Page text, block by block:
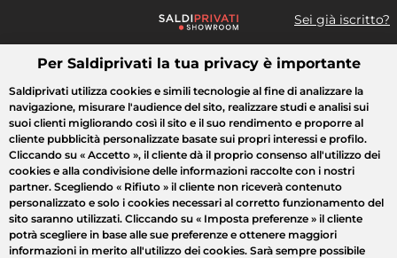
Sei già iscritto?
Cosa cerchi?
Tutte le vendite Moda Casa Bellezza Elettrodomestici
Per Saldiprivati la tua privacy è importante
Saldiprivati utilizza cookies e simili tecnologie al fine di analizzare la
navigazione, misurare l'audience del sito, realizzare studi e analisi sui
suoi clienti migliorando così il sito e il suo rendimento e proporre al
cliente pubblicità personalizzate basate sui propri interessi e profilo.
Cliccando su « Accetto », il cliente dà il proprio consenso all'utilizzo dei
cookies e alla condivisione delle informazioni raccolte con i nostri
partner. Scegliendo « Rifiuto » il cliente non riceverà contenuto
personalizzato e solo i cookies necessari al corretto funzionamento del
sito saranno utilizzati. Cliccando su « Imposta preferenze » il cliente
potrà scegliere in base alle sue preferenze e ottenere maggiori
informazioni in merito all'utilizzo dei cookies. Sarà sempre possibile